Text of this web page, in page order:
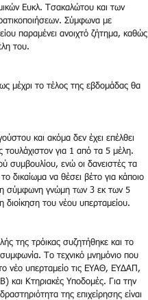
Ευκλ. Τσακαλώτου και των
Σύμφωνα με
παραμένει ανοιχτό ζήτημα, καθώς
του.
μέχρι το τέλος της εβδομάδας θα
και ακόμα δεν έχει επέλθει
για 1 από τα 5 μέλη.
συμβουλίου, ενώ οι δανειστές τα
δικαίωμα να θέσει βέτο για κάποιο
σύμφωνη γνώμη των 3 εκ των 5
διοίκηση του νέου υπερταμείου.
της τρόικας συζητήθηκε και το
Το τεχνικό μνημόνιο που
νέο υπερταμείο τις ΕΥΑΘ, ΕΥΔΑΠ,
και Κτηριακές Υποδομές. Για την
της επιχείρησης είναι